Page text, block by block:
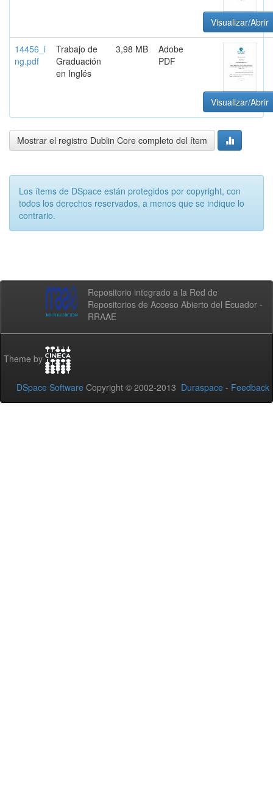
Visualizar/Abrir
14456_i
ng.pdf
Trabajo de
Graduación
en Inglés
3,98 MB
Adobe
PDF
Visualizar/Abrir
Mostrar el registro Dublin Core completo del ítem
Los ítems de DSpace están protegidos por copyright, con
todos los derechos reservados, a menos que se indique lo
contrario.
Repositorio integrado a la Red de
Repositorios de Acceso Abierto del Ecuador -
RRAAE
Theme by
DSpace Software Copyright © 2002-2013 Duraspace - Feedback